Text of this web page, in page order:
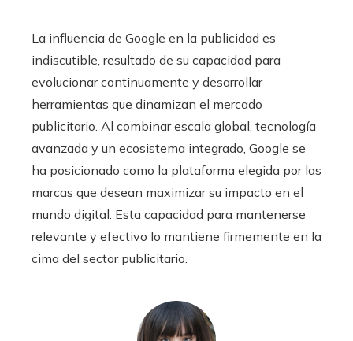
La influencia de Google en la publicidad es
indiscutible, resultado de su capacidad para
evolucionar continuamente y desarrollar
herramientas que dinamizan el mercado
publicitario. Al combinar escala global, tecnología
avanzada y un ecosistema integrado, Google se
ha posicionado como la plataforma elegida por las
marcas que desean maximizar su impacto en el
mundo digital. Esta capacidad para mantenerse
relevante y efectivo lo mantiene firmemente en la
cima del sector publicitario.